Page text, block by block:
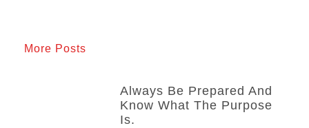
More Posts
Always Be Prepared And
Know What The Purpose
Is.